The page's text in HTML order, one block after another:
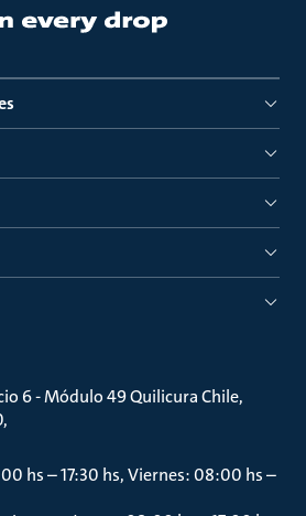
6 - Módulo 49 Quilicura Chile
hs – 17:30 hs, Viernes: 08:00 hs –